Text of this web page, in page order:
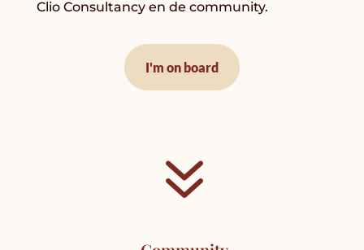
Clio Consultancy en de community.
I'm on board
7